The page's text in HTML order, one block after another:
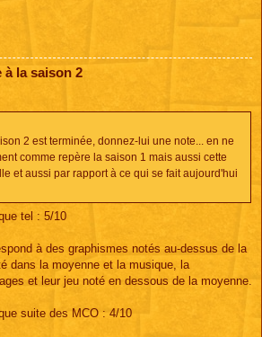
à la saison 2
2 est terminée, donnez-lui une note... en ne
comme repère la saison 1 mais aussi cette
et aussi par rapport à ce qui se fait aujourd'hui
tel : 5/10
à des graphismes notés au-dessus de la
dans la moyenne et la musique, la
et leur jeu noté en dessous de la moyenne.
suite des MCO : 4/10